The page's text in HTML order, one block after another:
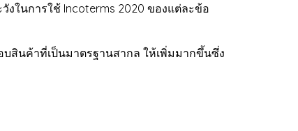
ในการใช้ Incoterms 2020 ของแต่ละข้อ
สินค้าที่เป็นมาตรฐานสากล ให้เพิ่มมากขึ้นซึ่ง